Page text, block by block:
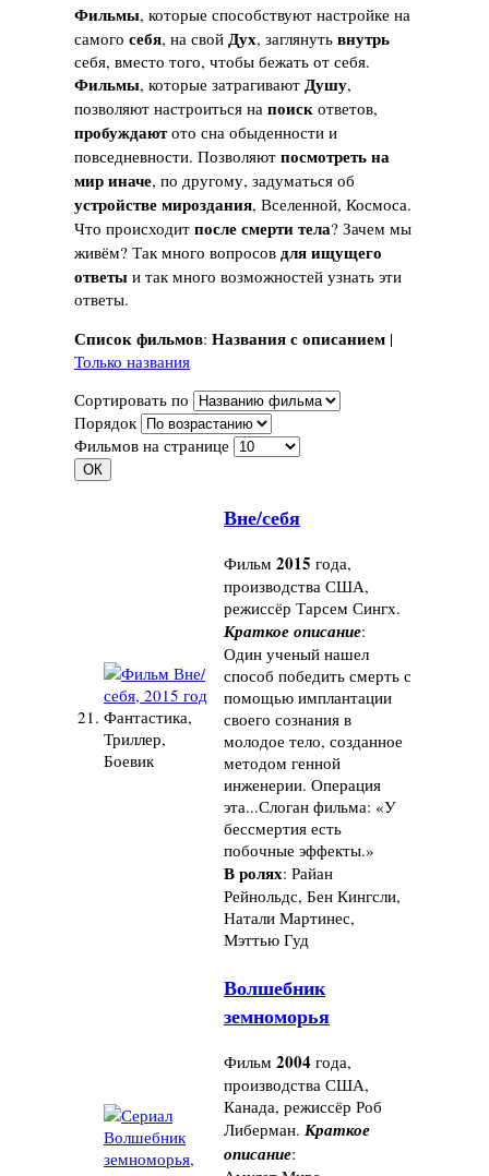
Фильмы, которые способствуют настройке на
самого себя, на свой Дух, заглянуть внутрь
себя, вместо того, чтобы бежать от себя.
Фильмы, которые затрагивают Душу,
позволяют настроиться на поиск ответов,
пробуждаютото сна обыденности и
повседневности. Позволяют посмотреть на
мир иначе, по другому, задуматься об
устройстве мироздания, Вселенной, Космоса.
Что происходит после смерти тела? Зачем мы
живём? Так много вопросов для ищущего
ответы и так много возможностей узнать эти
ответы.
Список фильмов: Названия с описанием |
Только названия
Сортировать по
Порядок
Фильмов на странице
21. Фантастика,
Триллер,
Боевик
Вне/себя
Фильм 2015 года,
производства США,
режиссёр Тарсем Сингх.
Краткое описание:
Один ученый нашел
способ победить смерть с
помощью имплантации
своего сознания в
молодое тело, созданное
методом генной
инженерии. Операция
эта...Слоган фильма: «У
бессмертия есть
побочные эффекты.»
В ролях: Райан
Рейнольдс, Бен Кингсли,
Натали Мартинес,
Мэттью Гуд
Волшебник
земноморья
Фильм 2004 года,
производства США,
Канада, режиссёр Роб
Либерман. Краткое
описание: